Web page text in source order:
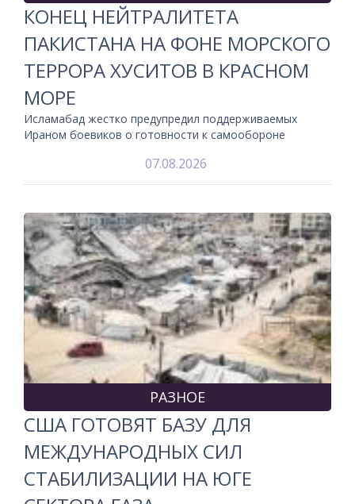
КОНЕЦ НЕЙТРАЛИТЕТА
ПАКИСТАНА НА ФОНЕ МОРСКОГО
ТЕРРОРА ХУСИТОВ В КРАСНОМ
МОРЕ
Исламабад жестко предупредил поддерживаемых
Ираном боевиков о готовности к самообороне
07.08.2026
РАЗНОЕ
США ГОТОВЯТ БАЗУ ДЛЯ
МЕЖДУНАРОДНЫХ СИЛ
СТАБИЛИЗАЦИИ НА ЮГЕ